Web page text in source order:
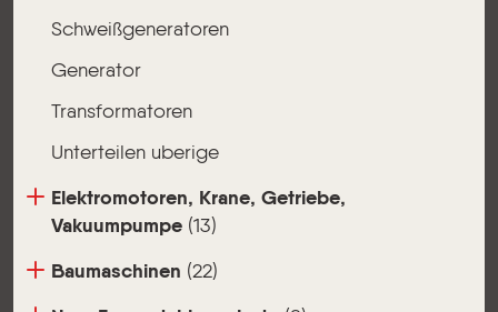
Schweißgeneratoren
Generator
Transformatoren
Unterteilen uberige
Elektromotoren, Krane, Getriebe,
Vakuumpumpe (13)
Baumaschinen (22)